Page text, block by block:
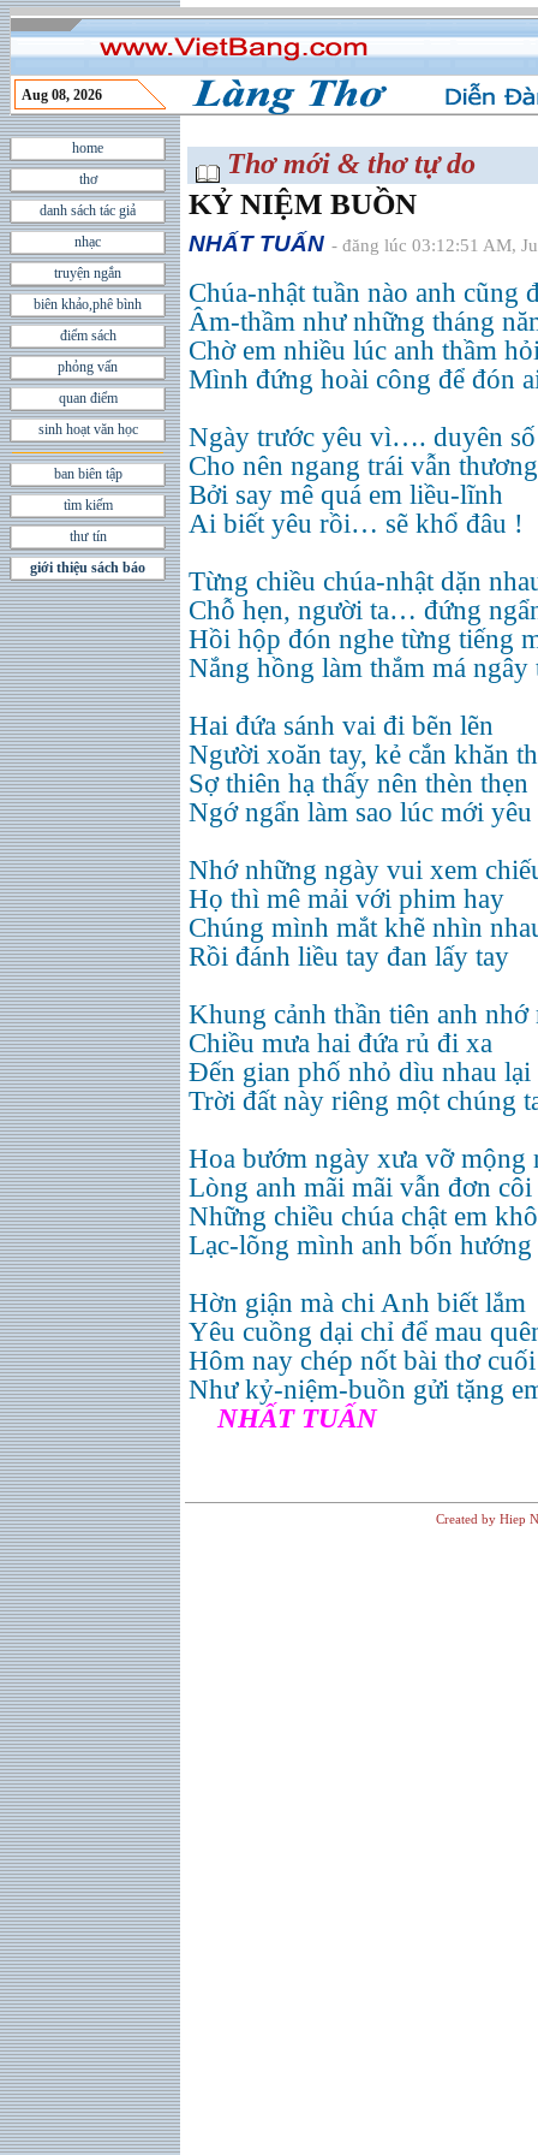
Aug 08, 2026
home
thơ
danh sách tác giả
nhạc
truyện ngắn
biên khảo,phê bình
điểm sách
phỏng vấn
quan điểm
sinh hoạt văn học
ban biên tập
tìm kiếm
thư tín
giới thiệu sách báo
Thơ mới & thơ tự do
KỶ NIỆM BUỒN
NHẤT TUẤN - đăng lúc 03:12:51 AM,
Chúa-nhật tuần nào anh cũng
Âm-thầm như những tháng
Chờ em nhiều lúc anh thầm
Mình đứng hoài công để đón
Ngày trước yêu vì…. duyên
Cho nên ngang trái vẫn
Bởi say mê quá em liều-lĩnh
Ai biết yêu rồi… sẽ khổ đâu !
Từng chiều chúa-nhật dặn
Chỗ hẹn, người ta… đứng
Hồi hộp đón nghe từng tiếng
Nắng hồng làm thắm má ngây
Hai đứa sánh vai đi bẽn lẽn
Người xoăn tay, kẻ cắn khăn
Sợ thiên hạ thấy nên thèn thẹn
Ngớ ngẩn làm sao lúc mới yêu
Nhớ những ngày vui xem
Họ thì mê mải với phim hay
Chúng mình mắt khẽ nhìn
Rồi đánh liều tay đan lấy tay
Khung cảnh thần tiên anh nhớ
Chiều mưa hai đứa rủ đi xa
Đến gian phố nhỏ dìu nhau lại
Trời đất này riêng một chúng
Hoa bướm ngày xưa vỡ mộng
Lòng anh mãi mãi vẫn đơn côi
Những chiều chúa chật em
Lạc-lõng mình anh bốn
Hờn giận mà chi Anh biết lắm
Yêu cuồng dại chỉ để mau
Hôm nay chép nốt bài thơ cuối
Như kỷ-niệm-buồn gửi tặng
NHẤT TUẤN
Created by Hiep